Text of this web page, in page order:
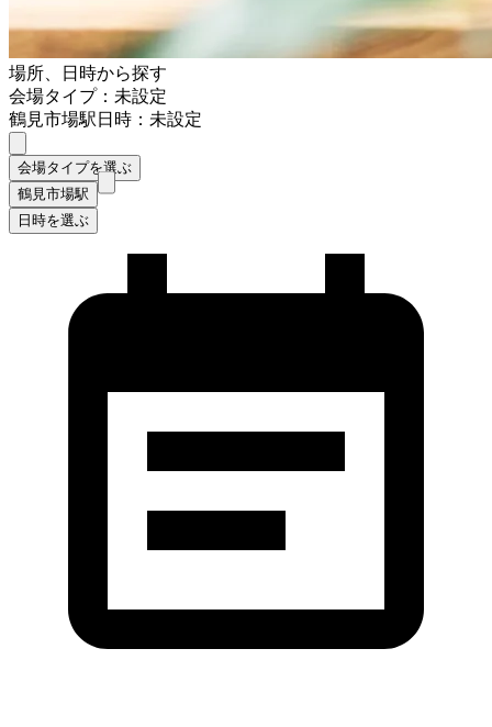
場所、日時から探す
会場タイプ：未設定
鶴見市場駅日時：未設定
会場タイプを選ぶ
鶴見市場駅
日時を選ぶ